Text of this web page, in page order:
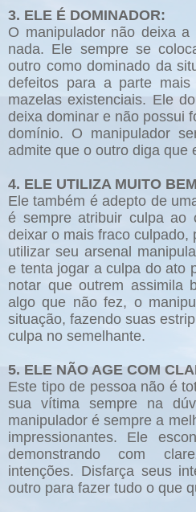
3. ELE É DOMINADOR:
O manipulador não deixa
nada. Ele sempre se
outro como dominado da
defeitos para a parte
mazelas existenciais. Ele
deixa dominar e não possui
domínio. O manipulador
admite que o outro diga que
4. ELE UTILIZA MUITO
Ele também é adepto de
é sempre atribuir culpa ao
deixar o mais fraco culpado,
utilizar seu arsenal
e tenta jogar a culpa do ato
notar que outrem assimila
algo que não fez, o
situação, fazendo suas
culpa no semelhante.
5. ELE NÃO AGE COM
Este tipo de pessoa não é
sua vítima sempre na
manipulador é sempre a
impressionantes. Ele
demonstrando com
intenções. Disfarça seus
outro para fazer tudo o que